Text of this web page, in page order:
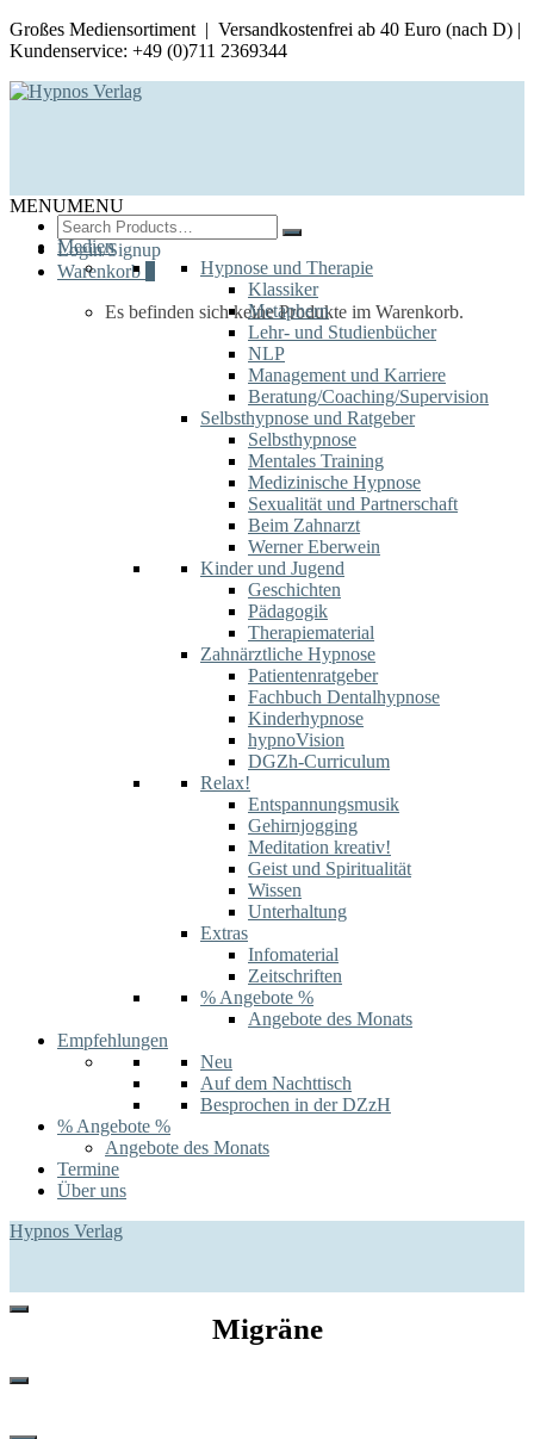
Großes Mediensortiment | Versandkostenfrei ab 40 Euro (nach D) |
Kundenservice: +49 (0)711 2369344
Search
for:
Login/Signup
Warenkorb
Es befinden sich keine Produkte im Warenkorb.
MENUMENU
Medien
Hypnose und Therapie
Klassiker
Metaphern
Lehr- und Studienbücher
NLP
Management und Karriere
Beratung/Coaching/Supervision
Selbsthypnose und Ratgeber
Selbsthypnose
Mentales Training
Medizinische Hypnose
Sexualität und Partnerschaft
Beim Zahnarzt
Werner Eberwein
Kinder und Jugend
Geschichten
Pädagogik
Therapiematerial
Zahnärztliche Hypnose
Patientenratgeber
Fachbuch Dentalhypnose
Kinderhypnose
hypnoVision
DGZh-Curriculum
Relax!
Entspannungsmusik
Gehirnjogging
Meditation kreativ!
Geist und Spiritualität
Wissen
Unterhaltung
Extras
Infomaterial
Zeitschriften
% Angebote %
Angebote des Monats
Empfehlungen
Neu
Auf dem Nachttisch
Besprochen in der DZzH
% Angebote %
Angebote des Monats
Termine
Über uns
Hypnos Verlag
Migräne